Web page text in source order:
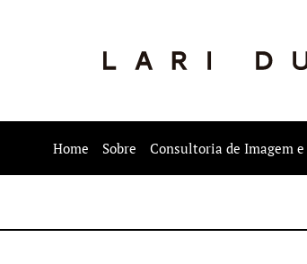
Home Sobre Consultoria de Imagem